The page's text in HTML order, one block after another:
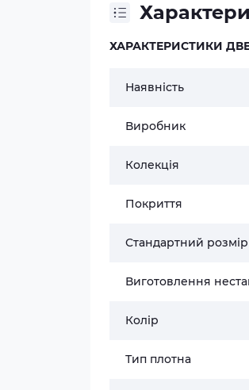
ХАРАКТЕРИСТИКИ
Наявність
Виробник
Колекція
Покриття
Стандартний розмір
Виготовлення
Колір
Тип плотна